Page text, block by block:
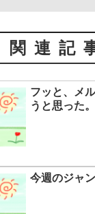
関連記
フッと、メ
うと思った。
今週のジャ